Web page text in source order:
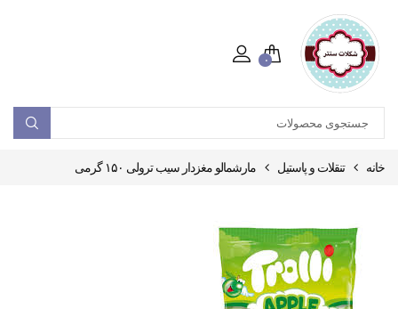
۰
خانه تنقلات و پاستیل مارشمالو مغزدار سیب ترولی ۱۵۰ گرمی